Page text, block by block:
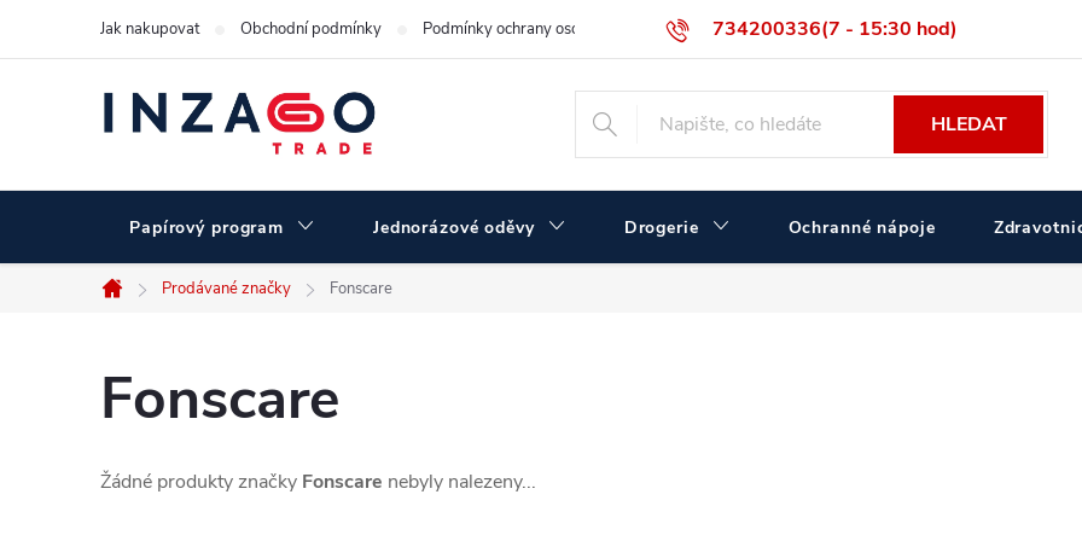
734200336(7 - 15:30 hod)
Jak nakupovat Obchodní podmínky Podmínky ochrany osobních údajů Velikostní tabulka ČERVA Velkoobchodní prodej
HLEDAT
Papírový program Jednorázové oděvy Drogerie Ochranné nápoje
Domů
Prodávané značky Fonscare
Fonscare
Žádné produkty značky Fonscare nebyly nalezeny...